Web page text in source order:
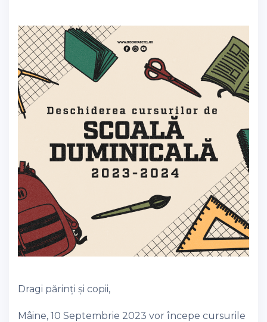
Dragi părinți și copii,
Mâine, 10 Septembrie 2023 vor începe cursurile